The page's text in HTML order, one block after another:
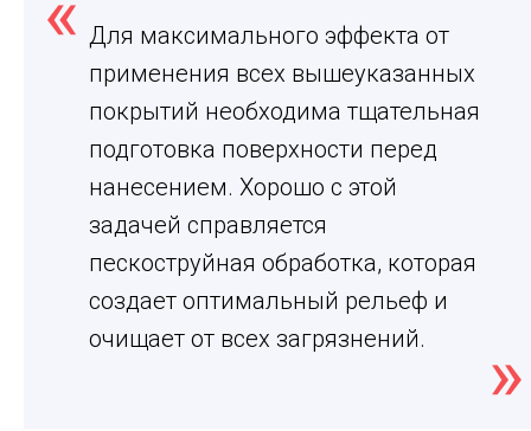
Для максимального эффекта от
применения всех вышеуказанных
покрытий необходима тщательная
подготовка поверхности перед
нанесением. Хорошо с этой
задачей справляется
пескоструйная обработка, которая
создает оптимальный рельеф и
очищает от всех загрязнений.